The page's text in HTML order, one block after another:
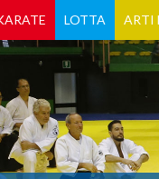
LOTTA ARTI